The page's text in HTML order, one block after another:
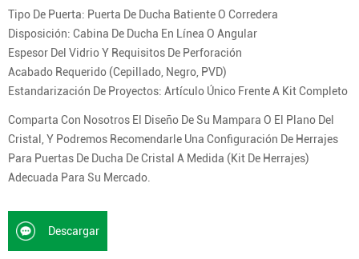
Tipo De Puerta: Puerta De Ducha Batiente O Corredera
Disposición: Cabina De Ducha En Línea O Angular
Espesor Del Vidrio Y Requisitos De Perforación
Acabado Requerido (cepillado, Negro, PVD)
Estandarización De Proyectos: Artículo Único Frente A Kit Completo
Comparta Con Nosotros El Diseño De Su Mampara O El Plano Del
Cristal, Y Podremos Recomendarle Una Configuración De Herrajes
Para Puertas De Ducha De Cristal A Medida (kit De Herrajes)
Adecuada Para Su Mercado.
Descargar